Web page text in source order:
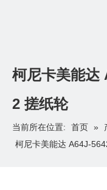
柯尼卡美能达
2 搓纸轮
当前所在位置: 首页 »
柯尼卡美能达 A64J-